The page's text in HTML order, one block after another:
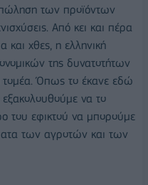
των προϊόντων
Από κει και πέρα
και χθες, η ελληνική
της δυνατοτήτων
τομέα. Όπως το έκανε εδώ
εξακολουθούμε να το
του εφικτού να μπορούμε
των αγροτών και των